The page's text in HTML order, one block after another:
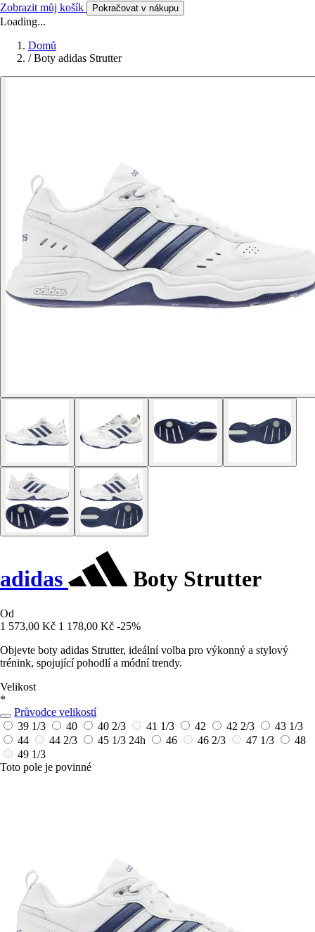
Zobrazit můj košík Pokračovat v nákupu
Loading...
Domů
/ Boty adidas Strutter
adidas Boty Strutter
Od
1 573,00 Kč 1 178,00 Kč -25%
Objevte boty adidas Strutter, ideální volba pro výkonný a stylový
trénink, spojující pohodlí a módní trendy.
Velikost
*
Průvodce velikostí
39 1/3
40 40 2/3 41 1/3 42 42 2/3
43 1/3
44
44 2/3 45 1/3 24h 46 46 2/3 47 1/3
48
49 1/3
Toto pole je povinné